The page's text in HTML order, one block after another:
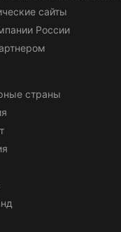
сайты
России
страны